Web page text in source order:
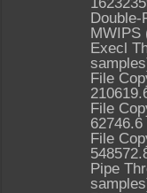
MWIPS
Execl
File
File
File
Pipe